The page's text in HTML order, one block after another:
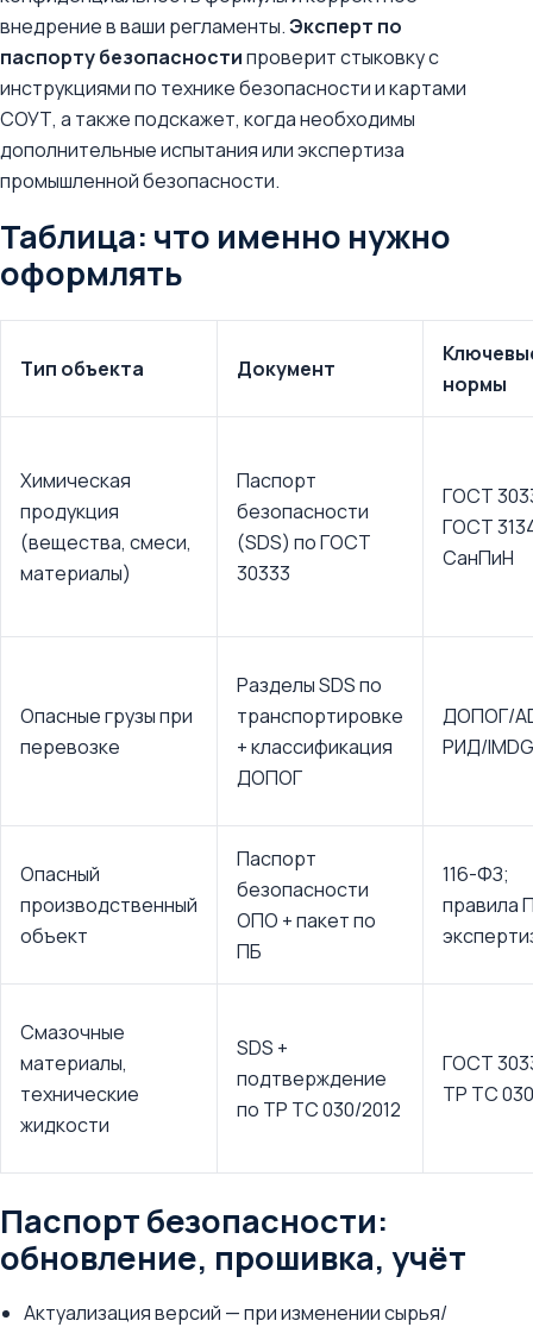
внедрение в ваши регламенты.Эксперт по
паспорту безопасностипроверит стыковку с
инструкциями по технике безопасности и картами
СОУТ, а также подскажет, когда необходимы
дополнительные испытания или экспертиза
промышленной безопасности.
Таблица: что именно нужно
оформлять
Тип объекта Документ
нормы
Химическая
продукция
(вещества, смеси,
материалы)
Паспорт
безопасности
(SDS) по ГОСТ
30333
ГОСТ
ГОСТ
СанПиН
Опасные грузы при
перевозке
Разделы SDS по
транспортировке
+ классификация
ДОПОГ
ДОПОГ/
РИД/
Опасный
производственный
объект
Паспорт
безопасности
ОПО + пакет по
ПБ
116-ФЗ;
правила
Смазочные
материалы,
технические
жидкости
SDS +
подтверждение
по ТР ТС 030/2012
ГОСТ
ТР ТС
Паспорт безопасности:
обновление, прошивка, учёт
Актуализация версий — при изменении сырья/